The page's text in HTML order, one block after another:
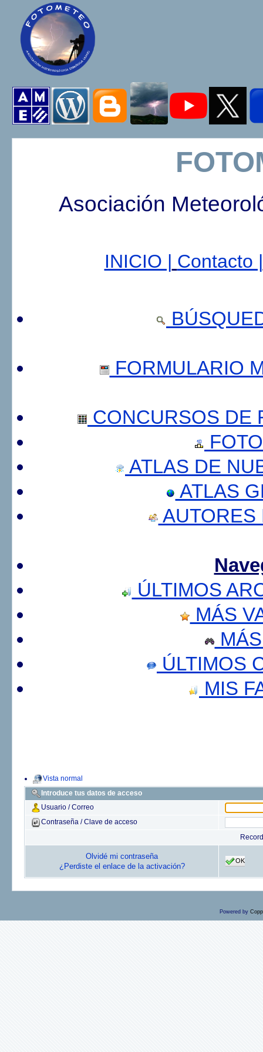
Asociación
INICIO | Contacto |
FORMULARIO
CONCURSOS DE
ATLAS DE
ATLAS
AUTORES
ÚLTIMOS
MÁS
ÚLTIMOS
MIS
Vista normal
Introduce tus datos de acceso
Usuario / Correo
Contraseña / Clave de acceso
Olvidé mi contraseña
¿Perdiste el enlace de la activación?
OK
Powered by